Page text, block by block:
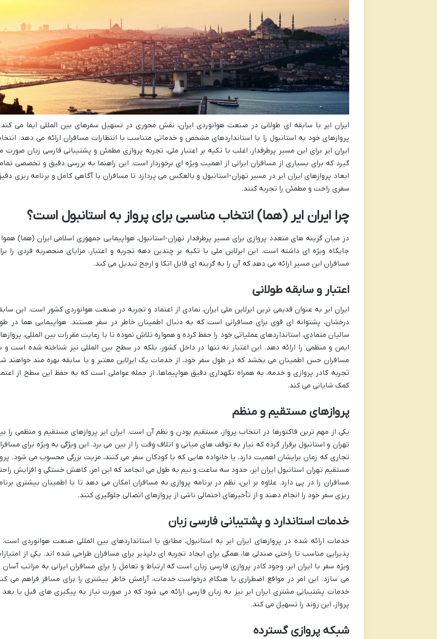
ایران ایر با سابقه ای طولانی در صنعت هوانوردی ایران، نقش محوری در تسهیل سفرهای بین المللی ایفا می
پروازهای خود به استانبول را با استانداردهای مشخص و خدماتی متناسب با انتظارات مسافران ارائه می دهد.
ایران ایر برای این مسیر پرطرفدار، اغلب با تکیه بر اعتبار ملی، تجربه پروازی مطمئن و پشتیبانی فارسی زبان صورت
گیرد که برای بسیاری از مسافران ایرانی از اهمیت ویژه ای برخوردار است. این راهنما به بررسی دقیق و تخصصی
ابعاد پروازهای ایران ایر در مسیر تهران-استانبول و بالعکس می پردازد تا مسافران با آگاهی کامل و برنامه ریزی
سفری راحت و مطمئن را تجربه کنند.
چرا ایران ایر (هما) انتخاب مناسبی برای پرواز به استانبول است؟
در میان گزینه های متعدد پروازی برای مسیر پرطرفدار تهران-استانبول، هواپیمایی جمهوری اسلامی ایران (هما)
جایگاه ویژه ای داشته است. این ایرلاین ملی با تکیه بر چندین دهه تجربه و اعتبار، مزایای منحصربه فردی را
مسافران این مسیر ارائه می دهد که آن را به گزینه ای قابل اتکا و ارجح تبدیل می کند.
اعتبار و سابقه طولانی
ایران ایر به عنوان قدیمی ترین ایرلاین ملی ایران، نمادی از اعتماد و تجربه در صنعت هوانوردی کشور است. این
درخشان، پشتوانه ای قوی برای مسافرانی است که به دنبال اطمینان خاطر در سفر هستند. هواپیمایی هما در
سالیان متمادی، استانداردهای عملیاتی خود را حفظ کرده و همواره تلاش نموده تا با رعایت مقررات بین المللی،
ایمن و منظمی را ارائه دهد. این اعتبار نه تنها در داخل کشور، بلکه در سطح بین المللی نیز شناخته شده است و
مسافران حس اطمینان می بخشد که در طول سفر خود، از خدمات یک ایرلاین معتبر و با سابقه بهره مند خواهند
تجربه کادر پروازی و خدمه، به همراه نگهداری دقیق هواپیماها، از جمله عواملی است که به حفظ این سطح از
کمک شایانی می کند.
پروازهای مستقیم و منظم
یکی از مهم ترین فاکتورها در انتخاب پرواز، مستقیم بودن و نظم آن است. ایران ایر پروازهای مستقیم و منظمی را
تهران و استانبول برقرار کرده که نیاز به توقف های میانی و اتلاف وقت را از بین می برد. این ویژگی به ویژه برای
تجاری که زمان برایشان اهمیت دارد، یا خانواده هایی که با کودکان سفر می کنند، مزیت بزرگی محسوب می شود.
مستقیم تهران استانبول ایران ایر، حدود سه ساعت و نیم به طول می انجامد که این امر، کاهش خستگی و افزایش
مسافران را در پی دارد. علاوه بر این، نظم در برنامه پروازی به مسافران امکان می دهد تا با اطمینان بیشتری
ریزی سفر خود را انجام دهند و از تأخیرهای احتمالی ناشی از پروازهای اتصالی جلوگیری کنند.
خدمات استاندارد و پشتیبانی فارسی زبان
خدمات ارائه شده در پروازهای ایران ایر به استانبول، مطابق با استانداردهای بین المللی صنعت هوانوردی است.
پذیرایی مناسب تا راحتی صندلی ها، همگی برای ایجاد تجربه ای دلپذیر برای مسافران طراحی شده اند. یکی از
ویژه سفر با ایران ایر، وجود کادر پروازی فارسی زبان است که ارتباط و تعامل را برای مسافران ایرانی به مراتب آسان
می سازد. این امر در مواقع اضطراری یا هنگام درخواست خدمات، آرامش خاطر بیشتری را برای مسافر فراهم می
خدمات پشتیبانی مشتری ایران ایر نیز به زبان فارسی ارائه می شود که در صورت نیاز به پیگیری های قبل یا بعد
پرواز، این روند را تسهیل می کند.
شبکه پروازی گسترده